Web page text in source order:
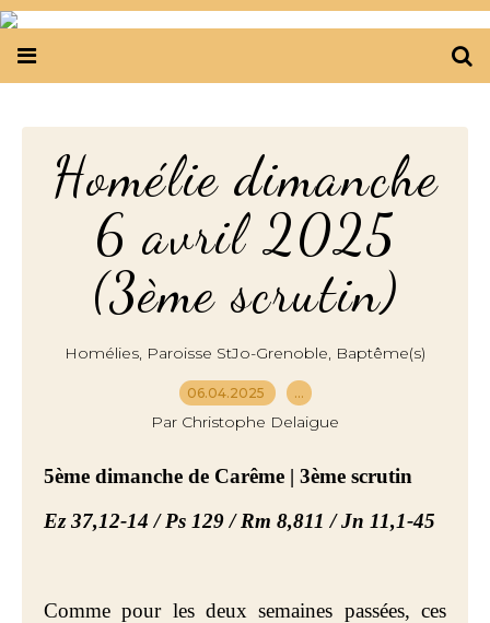
Homélie dimanche
6 avril 2025
(3ème scrutin)
Homélies, Paroisse StJo-Grenoble, Baptême(s)
06.04.2025 …
Par Christophe Delaigue
5ème dimanche de Carême | 3ème scrutin
Ez 37,12-14 / Ps 129 / Rm 8,811 / Jn 11,1-45
Comme pour les deux semaines passées, ces